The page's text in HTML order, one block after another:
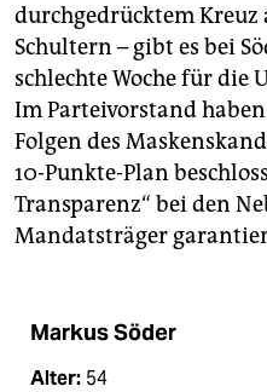
durchgedrücktem Kreuz
Schultern – gibt es bei
schlechte Woche für die
Im Parteivorstand
Folgen des
10-Punkte-Plan
Transparenz“ bei den
Mandatsträger
Markus Söder
Alter: 54